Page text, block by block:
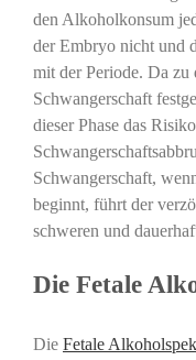
den Alkoholkonsum
der Embryo nicht und
mit der Periode. Da zu
Schwangerschaft
dieser Phase das
Schwangerschaft,
beginnt, führt der
schweren und
Die Fetale
Die Fetale